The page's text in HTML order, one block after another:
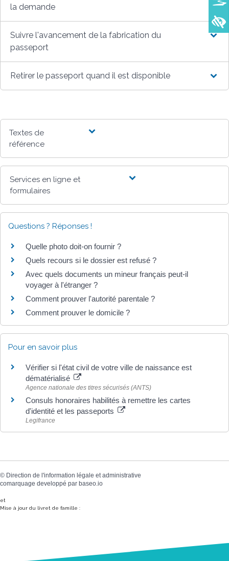
la demande
Suivre l'avancement de la fabrication du
passeport
Retirer le passeport quand il est disponible
Textes de
référence
Services en ligne et
formulaires
Questions ? Réponses !
Quelle photo doit-on fournir ?
Quels recours si le dossier est refusé ?
Avec quels documents un mineur français peut-il
voyager à l'étranger ?
Comment prouver l'autorité parentale ?
Comment prouver le domicile ?
Pour en savoir plus
Vérifier si l'état civil de votre ville de naissance est
dématérialisé
Agence nationale des titres sécurisés (ANTS)
Consuls honoraires habilités à remettre les cartes
d'identité et les passeports
Legifrance
© Direction de l'information légale et administrative
comarquage developpé par baseo.io
et
Mise à jour du livret de famille :